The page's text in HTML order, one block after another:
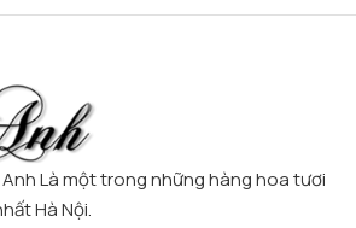
Là một trong những hàng hoa tươi
Hà Nội.